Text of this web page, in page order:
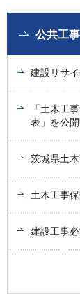
公共工事
建設リサ
「土木工
表」を公開
茨城県土
土木工事
建設工事